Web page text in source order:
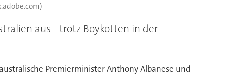
aus - trotz Boykotten in der
Premierminister Anthony Albanese und